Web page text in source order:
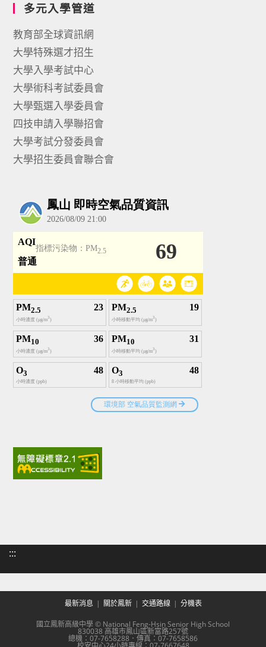
多元入學管道
教育部全球資訊網
大學特殊選才招生
大學入學考試中心
大學術科考試委員會
大學甄選入學委員會
四技申請入學聯招會
大學考試分發委員會
大學招生委員會聯合會
:::
最新消息 關於鳳新 交通路線 分機表
國立鳳新高級中學 © National Feng-Hsin Senior High School
830038 高雄市鳳山區新富路257號
總機：07-7658288．傳真：07-7658586